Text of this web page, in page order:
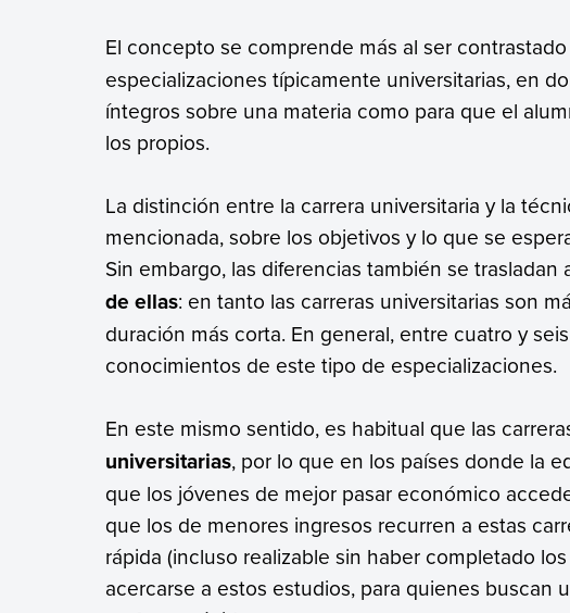
El concepto se comprende más al ser
especializaciones típicamente universitarias, en
íntegros sobre una materia como para que el
los propios.
La distinción entre la carrera universitaria y la
mencionada, sobre los objetivos y lo que se
Sin embargo, las diferencias también se trasladan
de ellas: en tanto las carreras universitarias son
duración más corta. En general, entre cuatro y
conocimientos de este tipo de especializaciones.
En este mismo sentido, es habitual que las
universitarias, por lo que en los países donde la
que los jóvenes de mejor pasar económico
que los de menores ingresos recurren a estas
rápida (incluso realizable sin haber completado
acercarse a estos estudios, para quienes buscan